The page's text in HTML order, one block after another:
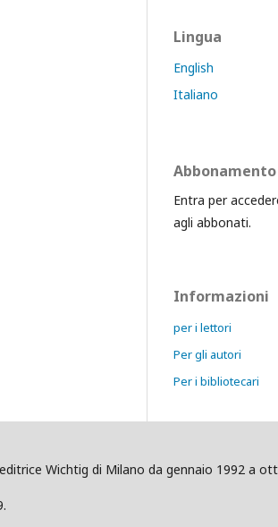
Lingua
English
Italiano
Abbonamento
Entra per
agli abbonati.
Informazioni
per i lettori
Per gli autori
Per i bibliotecari
Wichtig di Milano da gennaio 1992 a